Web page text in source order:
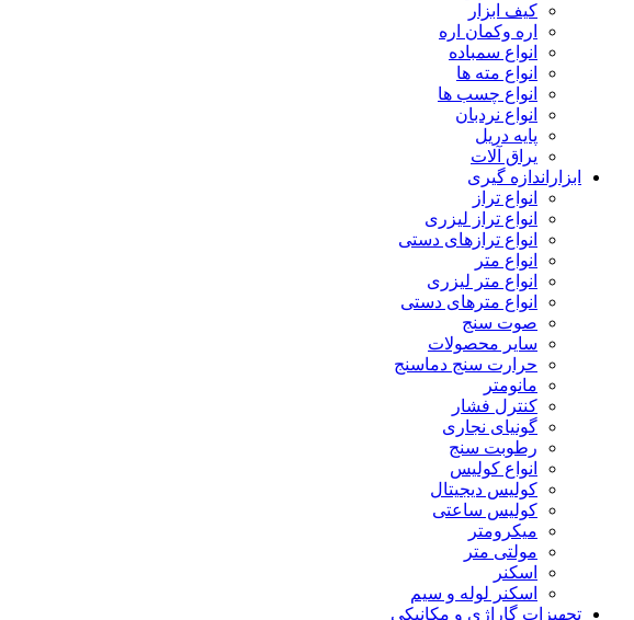
کیف ابزار
اره وکمان اره
انواع سمباده
انواع مته ها
انواع چسب ها
انواع نردبان
پایه دریل
یراق آلات
ابزاراندازه گیری
انواع تراز
انواع تراز لیزری
انواع ترازهای دستی
انواع متر
انواع متر لیزری
انواع مترهای دستی
صوت سنج
سایر محصولات
حرارت سنج دماسنج
مانومتر
کنترل فشار
گونیای نجاری
رطوبت سنج
انواع کولیس
کولیس دیجیتال
کولیس ساعتی
میکرومتر
مولتی متر
اسکنر
اسکنر لوله و سیم
تجهیزات گاراژی و مکانیکی